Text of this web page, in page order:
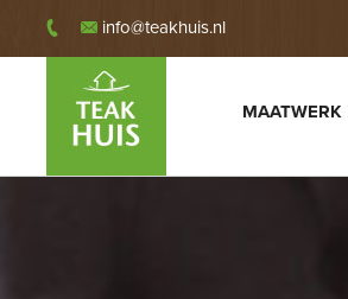
info@teakhuis.nl
MAATWERK